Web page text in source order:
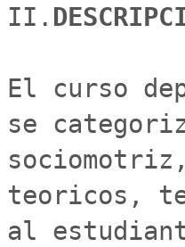
II.
El curso
se
teoricos,
al